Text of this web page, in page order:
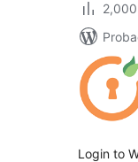
Login to